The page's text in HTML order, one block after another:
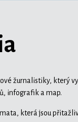
žurnalistiky, který
infografik a map.
která jsou